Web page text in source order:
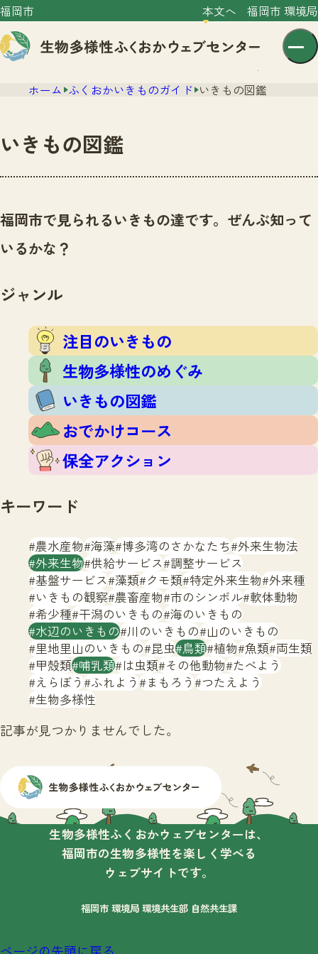
福岡市 本文へ 福岡市 環境局
文字サイズ 小 中 大
センター紹介
センター紹介TOP
サイトポリシー
ニュース
いきものガイド
注目のいきもの
生物多様性のめぐみ
いきもの図鑑
おでかけコース
保全アクション
イベント
いきもの調査隊
調査レポート
調査レポートTOP
調査結果
ふくおかいきものマップ
マッチング
マッチングTOP
掲載申し込みフォーム
お問合せ
生物多様性ふくおかウェブセンターとは
サイトマップ
ホーム ふくおかいきものガイド いきもの図鑑
いきもの図鑑
福岡市で見られるいきもの達です。ぜんぶ知って
いるかな？
ジャンル
注目のいきもの
生物多様性のめぐみ
いきもの図鑑
おでかけコース
保全アクション
キーワード
農水産物 海藻 博多湾のさかなたち 外来生物法
外来生物 供給サービス 調整サービス
基盤サービス 藻類 クモ類 特定外来生物 外来種
いきもの観察 農畜産物 市のシンボル 軟体動物
希少種 干潟のいきもの 海のいきもの
水辺のいきもの 川のいきもの 山のいきもの
里地里山のいきもの 昆虫 鳥類 植物 魚類 両生類
甲殻類 哺乳類 は虫類 その他動物 たべよう
えらぼう ふれよう まもろう つたえよう
生物多様性
記事が見つかりませんでした。
生物多様性ふくおかウェブセンターは、
福岡市の生物多様性を楽しく学べる
ウェブサイトです。
福岡市 環境局 環境共生部 自然共生課